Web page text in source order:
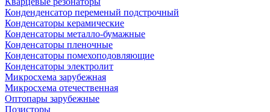
Конденденсатор переменый подстрочный
Конденсаторы керамические
Конденсаторы металло-бумажные
Конденсаторы пленочные
Конденсаторы помехоподовляющие
Конденсаторы электролит
Микросхема зарубежная
Микросхема отечественная
Оптопары зарубежные
Позисторы